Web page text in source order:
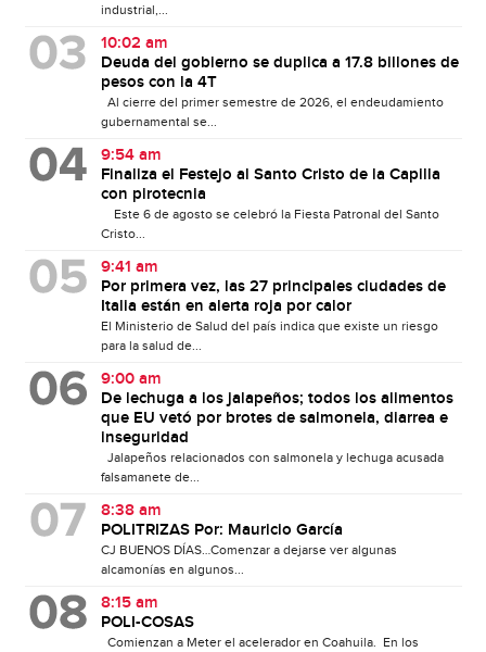
industrial,...
10:02 am
Deuda del gobierno se duplica a 17.8 billones de
pesos con la 4T
Al cierre del primer semestre de 2026, el endeudamiento
gubernamental se...
9:54 am
Finaliza el Festejo al Santo Cristo de la Capilla
con pirotecnia
Este 6 de agosto se celebró la Fiesta Patronal del Santo
Cristo...
9:41 am
Por primera vez, las 27 principales ciudades de
Italia están en alerta roja por calor
El Ministerio de Salud del país indica que existe un riesgo
para la salud de...
9:00 am
De lechuga a los jalapeños; todos los alimentos
que EU vetó por brotes de salmonela, diarrea e
inseguridad
Jalapeños relacionados con salmonela y lechuga acusada
falsamanete de...
8:38 am
POLITRIZAS Por: Mauricio García
CJ BUENOS DÍAS…Comenzar a dejarse ver algunas
alcamonías en algunos...
8:15 am
POLI-COSAS
Comienzan a Meter el acelerador en Coahuila. En los